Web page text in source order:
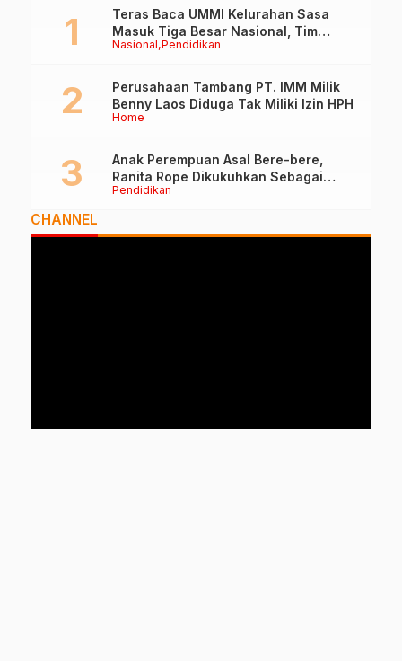
Nasional Pendidikan
Teras Baca UMMI Kelurahan Sasa
Masuk Tiga Besar Nasional, Tim
Penilai Lakukan Visitasi di Ternate
Home
Perusahaan Tambang PT. IMM Milik
Benny Laos Diduga Tak Miliki Izin HPH
Pendidikan
Anak Perempuan Asal Bere-bere,
Ranita Rope Dikukuhkan Sebagai
Guru Besar dan Rektor Ummu
CHANNEL